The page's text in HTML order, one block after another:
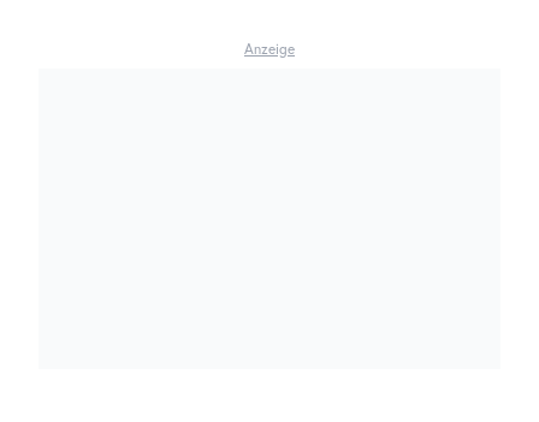
Anzeige